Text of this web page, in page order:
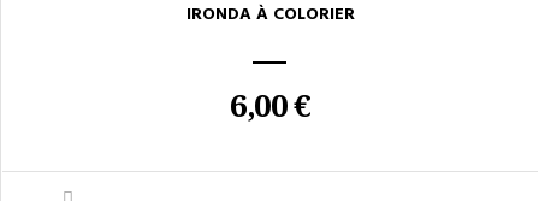
IRONDA À COLORIER
6,00 €